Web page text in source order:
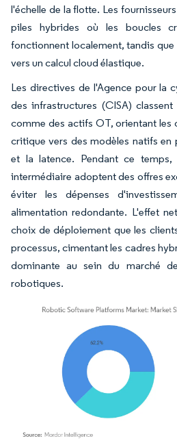
l'échelle de la flotte. Les
piles hybrides où les boucles
fonctionnent localement, tandis
vers un calcul cloud élastique.
Les directives de l'Agence pour la
des infrastructures (CISA)
comme des actifs OT, orientant les
critique vers des modèles natifs en
et la latence. Pendant ce
intermédiaire adoptent des offres
éviter les dépenses
alimentation redondante. L'effet
choix de déploiement que les
processus, cimentant les cadres
dominante au sein du marché
robotiques.